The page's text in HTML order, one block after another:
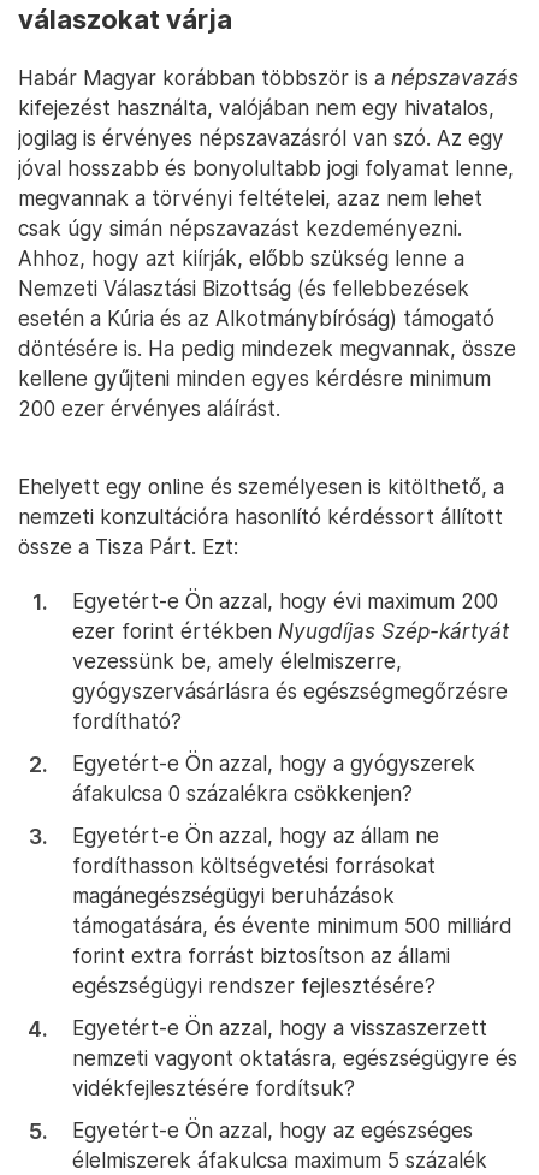
válaszokat várja
Habár Magyar korábban többször is a népszavazás
kifejezést használta, valójában nem egy hivatalos,
jogilag is érvényes népszavazásról van szó. Az egy
jóval hosszabb és bonyolultabb jogi folyamat lenne,
megvannak a törvényi feltételei, azaz nem lehet
csak úgy simán népszavazást kezdeményezni.
Ahhoz, hogy azt kiírják, előbb szükség lenne a
Nemzeti Választási Bizottság (és fellebbezések
esetén a Kúria és az Alkotmánybíróság) támogató
döntésére is. Ha pedig mindezek megvannak, össze
kellene gyűjteni minden egyes kérdésre minimum
200 ezer érvényes aláírást.
Ehelyett egy online és személyesen is kitölthető, a
nemzeti konzultációra hasonlító kérdéssort állított
össze a Tisza Párt. Ezt:
Egyetért-e Ön azzal, hogy évi maximum 200
ezer forint értékben Nyugdíjas Szép-kártyát
vezessünk be, amely élelmiszerre,
gyógyszervásárlásra és egészségmegőrzésre
fordítható?
Egyetért-e Ön azzal, hogy a gyógyszerek
áfakulcsa 0 százalékra csökkenjen?
Egyetért-e Ön azzal, hogy az állam ne
fordíthasson költségvetési forrásokat
magánegészségügyi beruházások
támogatására, és évente minimum 500 milliárd
forint extra forrást biztosítson az állami
egészségügyi rendszer fejlesztésére?
Egyetért-e Ön azzal, hogy a visszaszerzett
nemzeti vagyont oktatásra, egészségügyre és
vidékfejlesztésére fordítsuk?
Egyetért-e Ön azzal, hogy az egészséges
élelmiszerek áfakulcsa maximum 5 százalék